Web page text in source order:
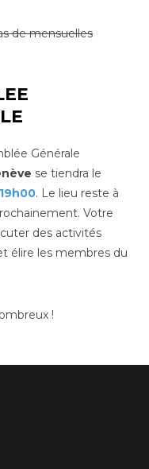
de mensuelles
Générale
se tiendra le
. Le lieu reste à
Votre
des activités
élire les membres du
!